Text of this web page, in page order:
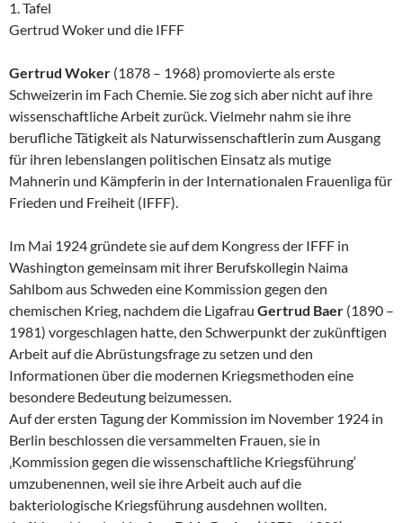
1. Tafel
Gertrud Woker und die IFFF
Gertrud Woker (1878 – 1968) promovierte als erste
Schweizerin im Fach Chemie. Sie zog sich aber nicht auf ihre
wissenschaftliche Arbeit zurück. Vielmehr nahm sie ihre
berufliche Tätigkeit als Naturwissenschaftlerin zum Ausgang
für ihren lebenslangen politischen Einsatz als mutige
Mahnerin und Kämpferin in der Internationalen Frauenliga für
Frieden und Freiheit (IFFF).
Im Mai 1924gründete sie auf dem Kongress der IFFF in
Washington gemeinsam mit ihrer Berufskollegin Naima
Sahlbom aus Schweden eine Kommission gegen den
chemischen Krieg, nachdem die Ligafrau Gertrud Baer (1890 –
1981) vorgeschlagen hatte, den Schwerpunkt der zukünftigen
Arbeit auf die Abrüstungsfrage zu setzen und den
Informationen über die modernen Kriegsmethoden eine
besondere Bedeutung beizumessen.
Auf der ersten Tagung der Kommission im November 1924 in
Berlin beschlossen die versammelten Frauen, sie in
‚Kommission gegen die wissenschaftliche Kriegsführung‘
umzubenennen, weil sie ihre Arbeit auch auf die
bakteriologische Kriegsführung ausdehnen wollten.